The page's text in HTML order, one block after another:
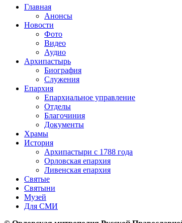
Главная
Анонсы
Новости
Фото
Видео
Аудио
Архипастырь
Биография
Служения
Епархия
Епархиальное управление
Отделы
Благочиния
Документы
Храмы
История
Архипастыри с 1788 года
Орловская епархия
Ливенская епархия
Святые
Святыни
Музей
Для СМИ